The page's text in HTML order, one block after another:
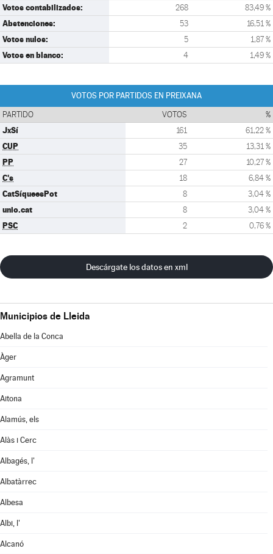
Votos contabilizados: 268 83,49 %
Abstenciones: 53 16,51 %
Votos nulos: 5 1,87 %
Votos en blanco: 4 1,49 %
VOTOS POR PARTIDOS EN PREIXANA
PARTIDO VOTOS %
JxSí 161 61,22 %
CUP 35 13,31 %
PP 27 10,27 %
C's 18 6,84 %
CatSíqueesPot 8 3,04 %
unio.cat 8 3,04 %
PSC 2 0,76 %
Descárgate los datos en xml
Municipios de Lleida
Abella de la Conca
Àger
Agramunt
Aitona
Alamús, els
Alàs i Cerc
Albagés, l'
Albatàrrec
Albesa
Albi, l'
Alcanó